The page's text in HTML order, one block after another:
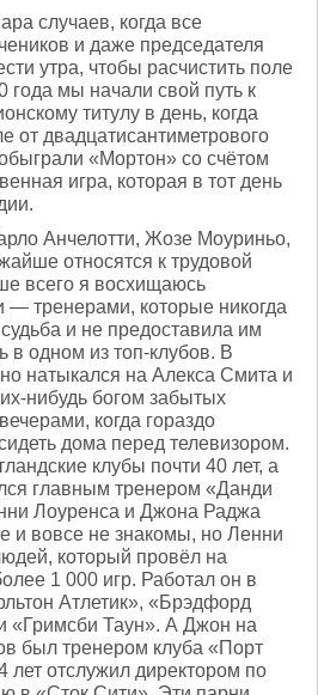
случаев, когда все
и даже председателя
утра, чтобы расчистить поле
года мы начали свой путь к
титулу в день, когда
от двадцатисантиметрового
«Мортон» со счётом
игра, которая в тот день
Анчелотти, Жозе Моуриньо,
относятся к трудовой
всего я восхищаюсь
— тренерами, которые никогда
и не предоставила им
в одном из топ-клубов. В
натыкался на Алекса Смита и
нибудь богом забытых
когда гораздо
дома перед телевизором.
клубы почти 40 лет, а
главным тренером «Данди
Лоуренса и Джона Раджа
и вовсе не знакомы, но Ленни
который провёл на
1 000 игр. Работал он в
Атлетик», «Брэдфорд
«Гримсби Таун». А Джон на
был тренером клуба «Порт
лет отслужил директором по